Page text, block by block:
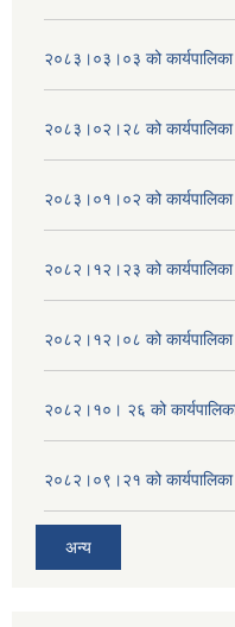
२०८३।०३।०३ को
२०८३।०२।२८ को कार्यपालिका
२०८३।०१।०२ को कार्यपालिका
२०८२।१२।२३ को कार्यपालिका
२०८२।१२।०८ को
२०८२।१०। २६ को
२०८२।०९।२१ को
अन्य